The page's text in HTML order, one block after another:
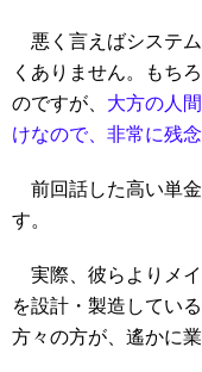
悪く言えばシステ
くありません。もち
のですが、 大方の人
けなので、非常に残念
前回話した高い単金
す。
実際、彼らよりメ
を設計・製造してい
方々の方が、遙かに